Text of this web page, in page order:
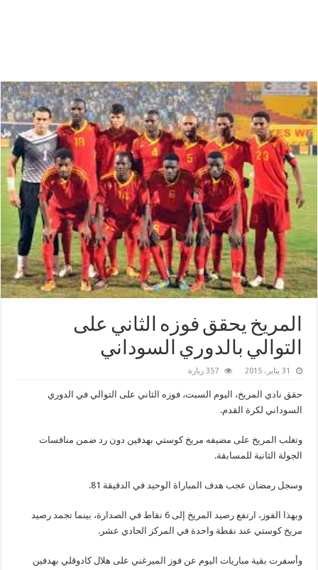
المريخ يحقق فوزه الثاني على
التوالي بالدوري السوداني
31 يناير، 2015 357 زيارة
حقق نادي المريخ، اليوم السبت، فوزه الثاني على التوالي في الدوري
السوداني لكرة القدم.
وتغلب المريخ على مضيفه مريخ كوستي بهدفين دون رد ضمن منافسات
الجولة الثانية للمسابقة.
وسجل رمضان عجب هدف المباراة الوحيد في الدقيقة 81.
وبهذا الفوز، ارتفع رصيد المريخ إلى 6 نقاط في الصدارة، بينما تجمد رصيد
مريخ كوستي عند نقطة واحدة في المركز الحادي عشر.
وأسفرت بقية مباريات اليوم عن فوز الميرغني على هلال كادوقلي بهدفين